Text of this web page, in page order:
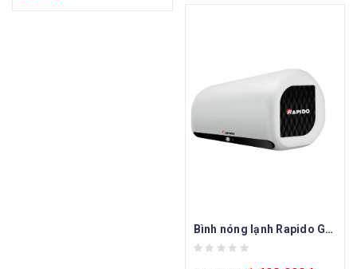
Bình nóng lạnh Rapido Greta GD 15L